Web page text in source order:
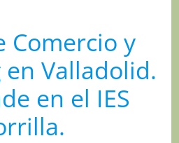
Comercio y
Valladolid.
en el IES